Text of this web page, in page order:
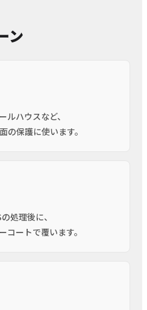
ン
ルハウスなど、
の保護に使います。
処理後に、
コートで覆います。